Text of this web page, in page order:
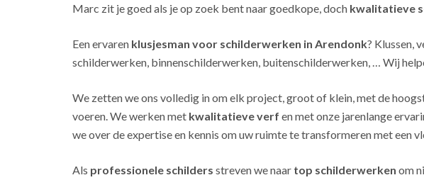
Marc zit je goed als je op zoek bent naar goedkope, doch kwalitatieve
Een ervaren klusjesman voor schilderwerken in Arendonk? Klussen,
schilderwerken, binnenschilderwerken, buitenschilderwerken, … Wij
We zetten we ons volledig in om elk project, groot of klein, met de
voeren. We werken met kwalitatieve verf en met onze jarenlange
we over de expertise en kennis om uw ruimte te transformeren met een
Als professionele schilders streven we naar top schilderwerken om